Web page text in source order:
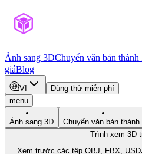
Ảnh sang 3DChuyển văn bản thành
giáBlog
VI
Dùng thử miễn phí
menu
Ảnh sang 3D Chuyển văn bản thành
Trình xem 3D
Xem trước các tệp OBJ, FBX,